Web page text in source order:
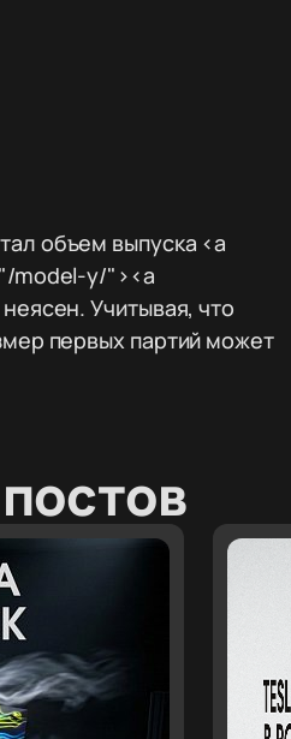
объем выпуска <a
model-y/"><a
Учитывая, что
первых партий может